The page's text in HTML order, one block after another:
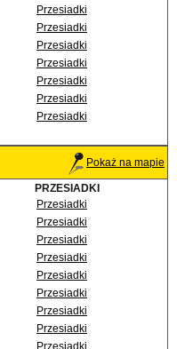
Przesiadki
Przesiadki
Przesiadki
Przesiadki
Przesiadki
Przesiadki
Przesiadki
Pokaż na mapie
PRZESIADKI
Przesiadki
Przesiadki
Przesiadki
Przesiadki
Przesiadki
Przesiadki
Przesiadki
Przesiadki
Przesiadki